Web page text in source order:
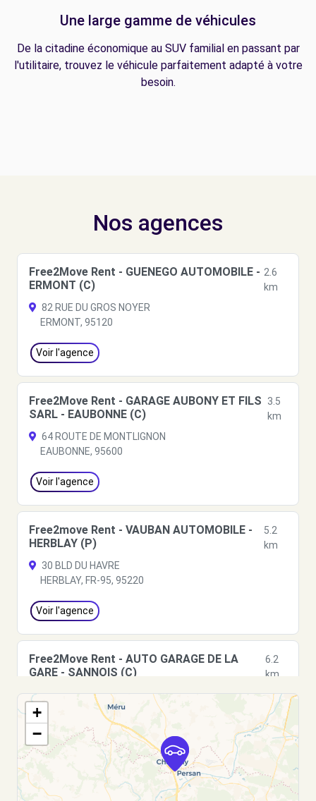
Une large gamme de véhicules
De la citadine économique au SUV familial en passant par
l'utilitaire, trouvez le véhicule parfaitement adapté à votre
besoin.
Nos agences
Free2Move Rent - GUENEGO AUTOMOBILE -
ERMONT (C)
2.6
km
82 RUE DU GROS NOYER
ERMONT, 95120
Voir l'agence
Free2Move Rent - GARAGE AUBONY ET FILS
SARL - EAUBONNE (C)
3.5
km
64 ROUTE DE MONTLIGNON
EAUBONNE, 95600
Voir l'agence
Free2move Rent - VAUBAN AUTOMOBILE -
HERBLAY (P)
5.2
km
30 BLD DU HAVRE
HERBLAY, FR-95, 95220
Voir l'agence
Free2Move Rent - AUTO GARAGE DE LA
GARE - SANNOIS (C)
6.2
km
92 BOULEVARD MAURICE BERTEAUX
SANNOIS, 95110
Voir l'agence
Free2Move Rent - SARL GARAGE DU CENTRE
6.6
+
−